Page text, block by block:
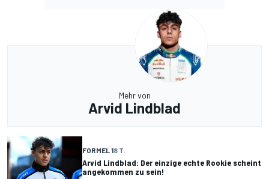
Mehr von
Arvid Lindblad
FORMEL 18 T.
Arvid Lindblad: Der einzige echte Rookie scheint
angekommen zu sein!